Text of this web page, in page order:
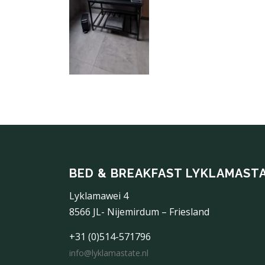
BED & BREAKFAST
Lyklamawei 4
8566 JL- Nijemirdum – Friesland
+31 (0)514-571796
info@lyklamastate.nl